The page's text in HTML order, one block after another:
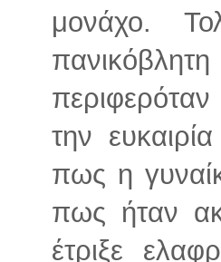
μονάχο.
την
πως η
πως ήταν
έτριξε